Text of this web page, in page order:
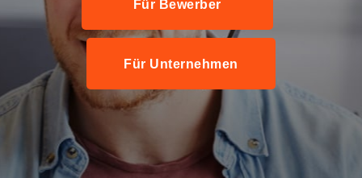
Für Bewerber
Für Unternehmen